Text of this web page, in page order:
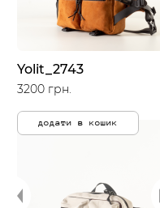
Yolit_2743
3200 грн.
додати в кошик